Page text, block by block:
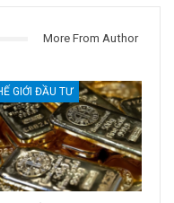
More From Author
GIỚI ĐẦU TƯ